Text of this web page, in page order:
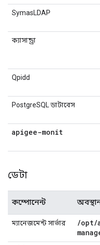
SymasLDAP
ক্যাসান্ড্রা
Qpidd
PostgreSQL ডাটাবেস
apigee-monit
ডেটা
কম্পোনেন্ট
ম্যানেজমেন্ট সার্ভার /opt/